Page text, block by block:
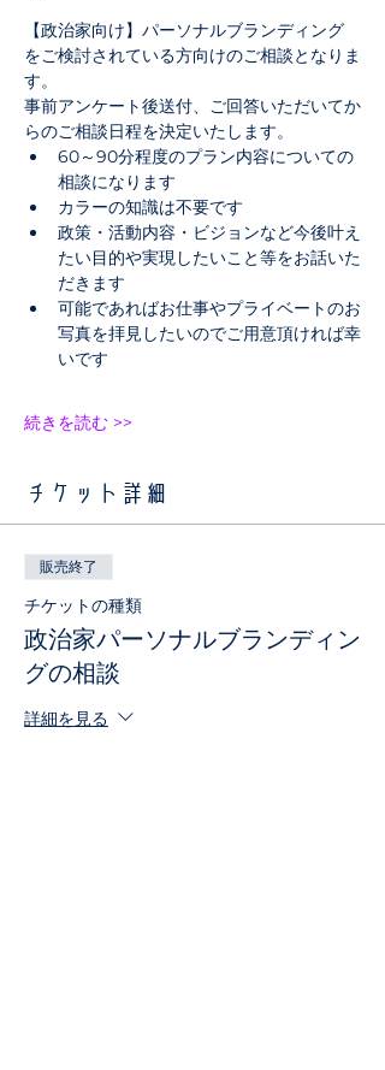
【政治家向け】パーソナルブランディング
をご検討されている方向けのご相談となりま
す。
事前アンケート後送付、ご回答いただいてか
らのご相談日程を決定いたします。
60～90分程度のプラン内容についての
相談になります
カラーの知識は不要です
政策・活動内容・ビジョンなど今後叶え
たい目的や実現したいこと等をお話いた
だきます
可能であればお仕事やプライベートのお
写真を拝見したいのでご用意頂ければ幸
いです
続きを読む >>
チケット詳細
販売終了
チケットの種類
政治家パーソナルブランディン
グの相談
詳細を見る